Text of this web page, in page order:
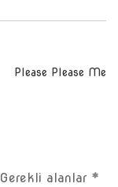
Please Please Me
Gerekli alanlar *